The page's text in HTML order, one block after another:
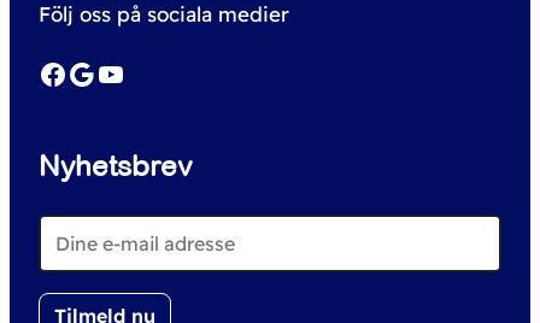
c
h
Följ oss på sociala medier
Facebook Google YouTube
Nyhetsbrev